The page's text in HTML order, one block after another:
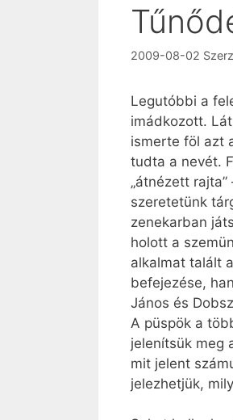
2009-08-02
Legutóbbi a
imádkozott.
ismerte föl azt
tudta a nevét.
„átnézett
szeretetünk
zenekarban
holott a
alkalmat talált
befejezése,
János és
A püspök a
jelenítsük meg
mit jelent
jelezhetjük,